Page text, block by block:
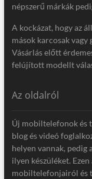
népszerű márkák
A kockázat, hogy az
mások karcosak
Vásárlás előtt
felújított modellt
Az oldalról
Új mobiltelefonok és
blog és videó
helyen vannak, pedig
ilyen készüléket.
mobiltelefonjairól és